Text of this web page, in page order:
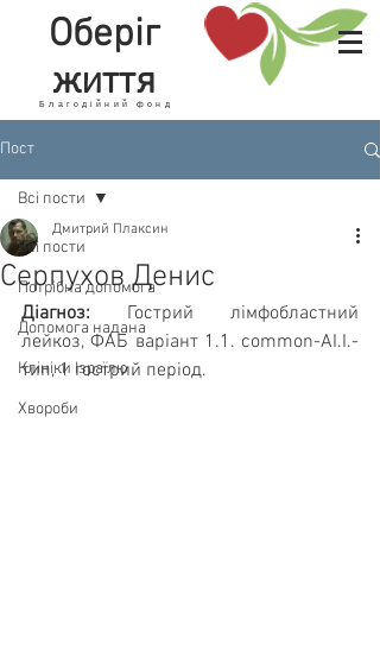
Оберіг
життя
Благодійний фонд
Пост
Всі пости
Потрібна допомога
Допомога надана
Клініки Ізраїлю
Хвороби
Всі пости
Серпухов Денис
Дмитрий Плаксин
Діагноз: Гострий лімфобластний
лейкоз, ФАБ варіант 1.1. common-AI.I.-
тип, 1 гострий період.